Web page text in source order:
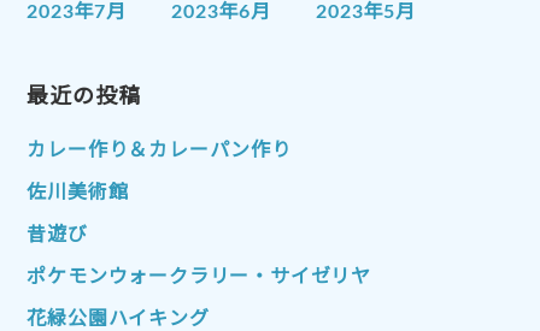
2023年7月 2023年6月 2023年5月
2023年1月
2022年10月 2022年9月
2022年7月
2022年4月
2022年1月 2021年12月 2021年11月
2021年10月 2021年9月
最近の投稿
カレー作り＆カレーパン作り
佐川美術館
昔遊び
ポケモンウォークラリー・サイゼリヤ
花緑公園ハイキング